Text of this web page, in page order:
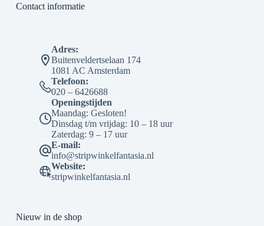
Contact informatie
Adres:
Buitenveldertselaan 174
1081 AC Amsterdam
Telefoon:
020 – 6426688
Openingstijden
Maandag: Gesloten!
Dinsdag t/m vrijdag: 10 – 18 uur
Zaterdag: 9 – 17 uur
E-mail:
info@stripwinkelfantasia.nl
Website:
stripwinkelfantasia.nl
Nieuw in de shop